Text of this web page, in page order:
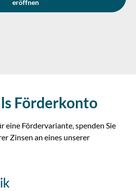
eröffnen
Förderkonto
eine Fördervariante, spenden Sie
Zinsen an eines unserer